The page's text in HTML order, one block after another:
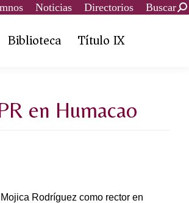
Noticias Directorios Buscar
Biblioteca Título IX
en Humacao
Rodríguez como rector en